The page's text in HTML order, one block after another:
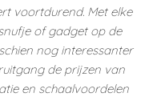
voortdurend. Met elke
of gadget op de
nog interessanter
de prijzen van
en schaalvoordelen